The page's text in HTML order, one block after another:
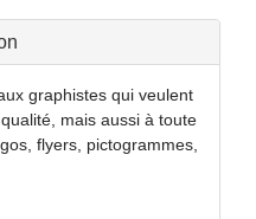
graphistes qui veulent
mais aussi à toute
flyers, pictogrammes,